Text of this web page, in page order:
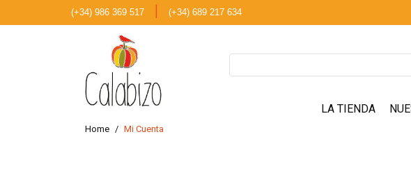
(+34) 986 369 517 (+34) 689 217 634
LA TIENDA
Home Mi Cuenta